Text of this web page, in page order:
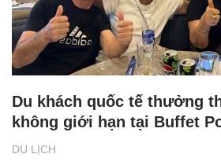
DU LỊCH
Du khách quốc tế thưởng
không giới hạn tại Buffet